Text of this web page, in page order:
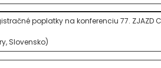
poplatky na konferenciu 77. ZJAZD
Slovensko)